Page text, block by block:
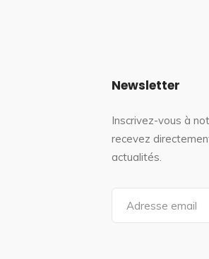
Newsletter
Inscrivez-vous à
recevez
actualités.
a